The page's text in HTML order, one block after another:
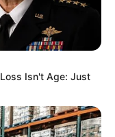
Isn't Age: Just